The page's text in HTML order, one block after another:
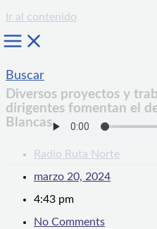
Ir al contenido
Buscar
Diversos proyectos y
dirigentes fomentan el
Blancas
Radio Ruta Norte
marzo 20, 2024
4:43 pm
No Comments